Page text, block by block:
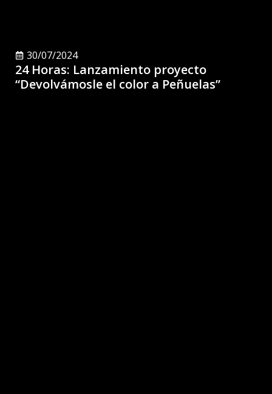
30/07/2024
24 Horas: Lanzamiento proyecto
“Devolvámosle el color a Peñuelas”